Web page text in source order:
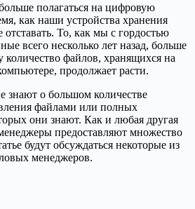
полагаться на цифровую
как наши устройства хранения
То, как мы с гордостью
всего несколько лет назад, больше
количество файлов, хранящихся на
продолжает расти.
знают о большом количестве
файлами или полных
они знают. Как и любая другая
предоставляют множество
будут обсуждаться некоторые из
менеджеров.